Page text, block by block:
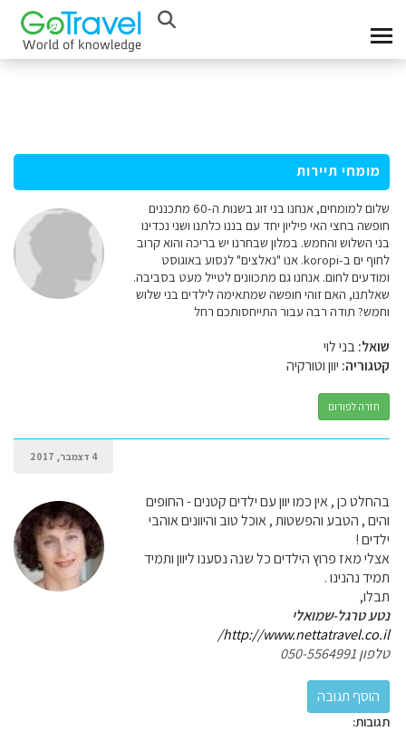
מומחי תיירות
שלום למומחים, אנחנו בני זוג בשנות ה-60 מתכננים
חופשה בחצי האי פיליון יחד עם בננו כלתנו ושני נכדינו
בני השלוש והחמש. במלון שבחרנו יש בריכה והוא קרוב
לחוף ים ב-koropi. אנו "נאלצים" לנסוע באוגוסט
ומודעים לחום. אנחנו גם מתכוונים לטייל מעט בסביבה.
שאלתנו, האם זוהי חופשה שמתאימה לילדים בני שלוש
וחמש? תודה רבה עבור התייחסותכם רחל
שואל:בני לוי
קטגוריה: יוון וטורקיה
חזרה לפורום
4 דצמבר, 2017
בהחלט כן , אין כמו יוון עם ילדים קטנים - החופים
והים , הטבע והפשטות , אוכל טוב והיוונים אוהבי
ילדים !
אצלי מאז פרוץ הילדים כל שנה נסענו ליוון ותמיד
תמיד נהנינו .
תבלו,
נטע טרגל-שמואלי
http://www.nettatravel.co.il/
טלפון 050-5564991
תגובות: